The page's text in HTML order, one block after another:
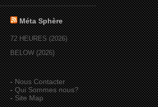
Méta Sphère
72 HEURES (2026)
BELOW (2026)
-Nous Contacter
-Qui Sommes nous?
-Site Map